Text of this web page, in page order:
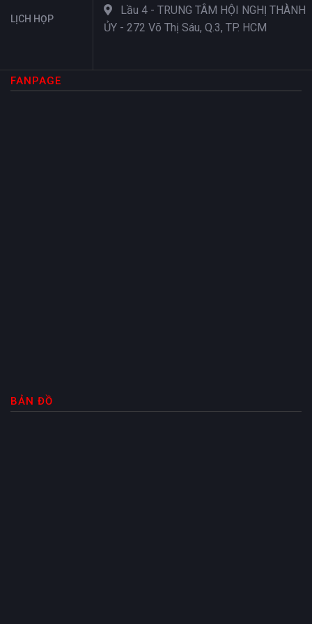
LỊCH HỌP
Lầu 4 - TRUNG TÂM HỘI NGHỊ THÀNH
ỦY - 272 Võ Thị Sáu, Q.3, TP. HCM
FANPAGE
BẢN ĐỒ